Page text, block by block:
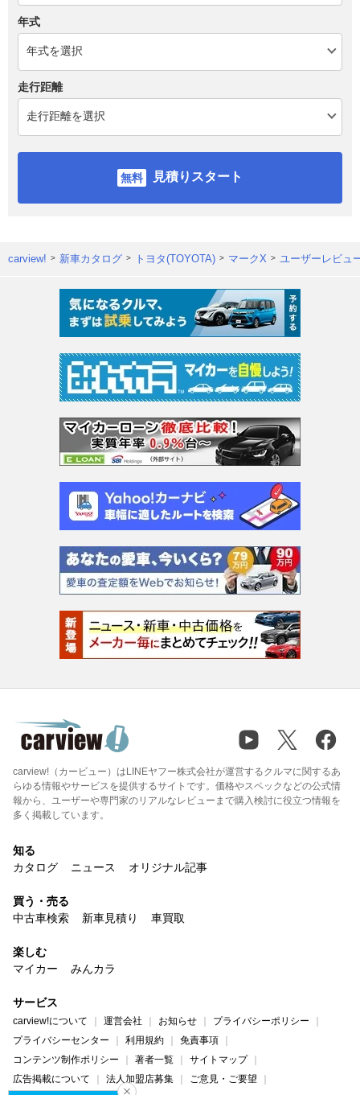
年式
走行距離
見積りスタート
carview! 新車カタログ トヨタ(TOYOTA) マークX ユーザーレビュ
carview!（カービュー）はLINEヤフー株式会社が運営するクルマに関するあ
らゆる情報やサービスを提供するサイトです。価格やスペックなどの公式情
報から、ユーザーや専門家のリアルなレビューまで購入検討に役立つ情報を
多く掲載しています。
知る
カタログ
ニュース オリジナル記事
買う・売る
中古車検索
新車見積り 車買取
楽しむ
マイカー
みんカラ
サービス
carview!について 運営会社 お知らせ
プライバシーポリシー
プライバシーセンター
利用規約
免責事項
コンテンツ制作ポリシー
著者一覧
サイトマップ
広告掲載について
法人加盟店募集
ご意見・ご要望